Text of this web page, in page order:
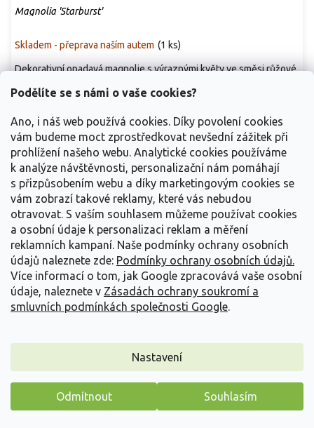
Podělíte se s námi o vaše cookies?
Ano, i náš web používá cookies. Díky povolení cookies
vám budeme moct zprostředkovat nevšední zážitek při
prohlížení našeho webu. Analytické cookies používáme
k analýze návštěvnosti, personalizační nám pomáhají
s přizpůsobením webu a díky marketingovým cookies se
vám zobrazí takové reklamy, které vás nebudou
otravovat. S vaším souhlasem můžeme používat cookies
a osobní údaje k personalizaci reklam a měření
reklamních kampaní. Naše podmínky ochrany osobních
údajů naleznete zde: Podmínky ochrany osobních údajů.
Více informací o tom, jak Google zpracovává vaše osobní
údaje, naleznete v Zásadách ochrany soukromí a
smluvních podmínkách společnosti Google.
Nastavení
Odmítnout Souhlasím
Magnolia 'Starburst'
Skladem - přeprava naším autem (1 ks)
Detail
Dekorativní opadavá magnolie s výraznými květy ve směsi růžové,
Novinka
Magnolie 'Stellar Ruby'
Magnolia figo 'Stellar Ruby'
Máme pro vás malý dárek